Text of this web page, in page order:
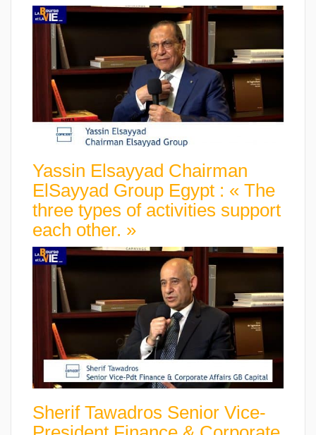
Yassin Elsayyad Chairman
ElSayyad Group Egypt : « The
three types of activities support
each other. »
Sherif Tawadros Senior Vice-